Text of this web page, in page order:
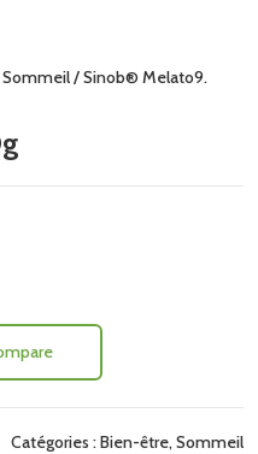
Sommeil/ Sinob® Melato9.
Catégories :Bien-être, Sommeil